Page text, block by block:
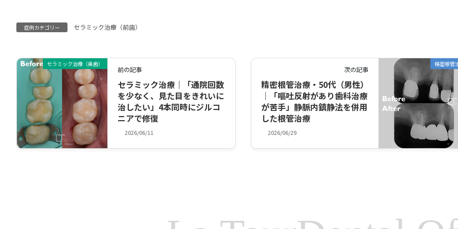
症例カテゴリー セラミック治療（前歯）
セラミック治療（奥歯）
前の記事
セラミック治療｜「通院回数
を少なく、見た目をきれいに
治したい」4本同時にジルコ
ニアで修復
2026/06/11
精密根管
次の記事
精密根管治療・50代（男性）
｜「嘔吐反射があり歯科治療
が苦手」静脈内鎮静法を併用
した根管治療
2026/06/29